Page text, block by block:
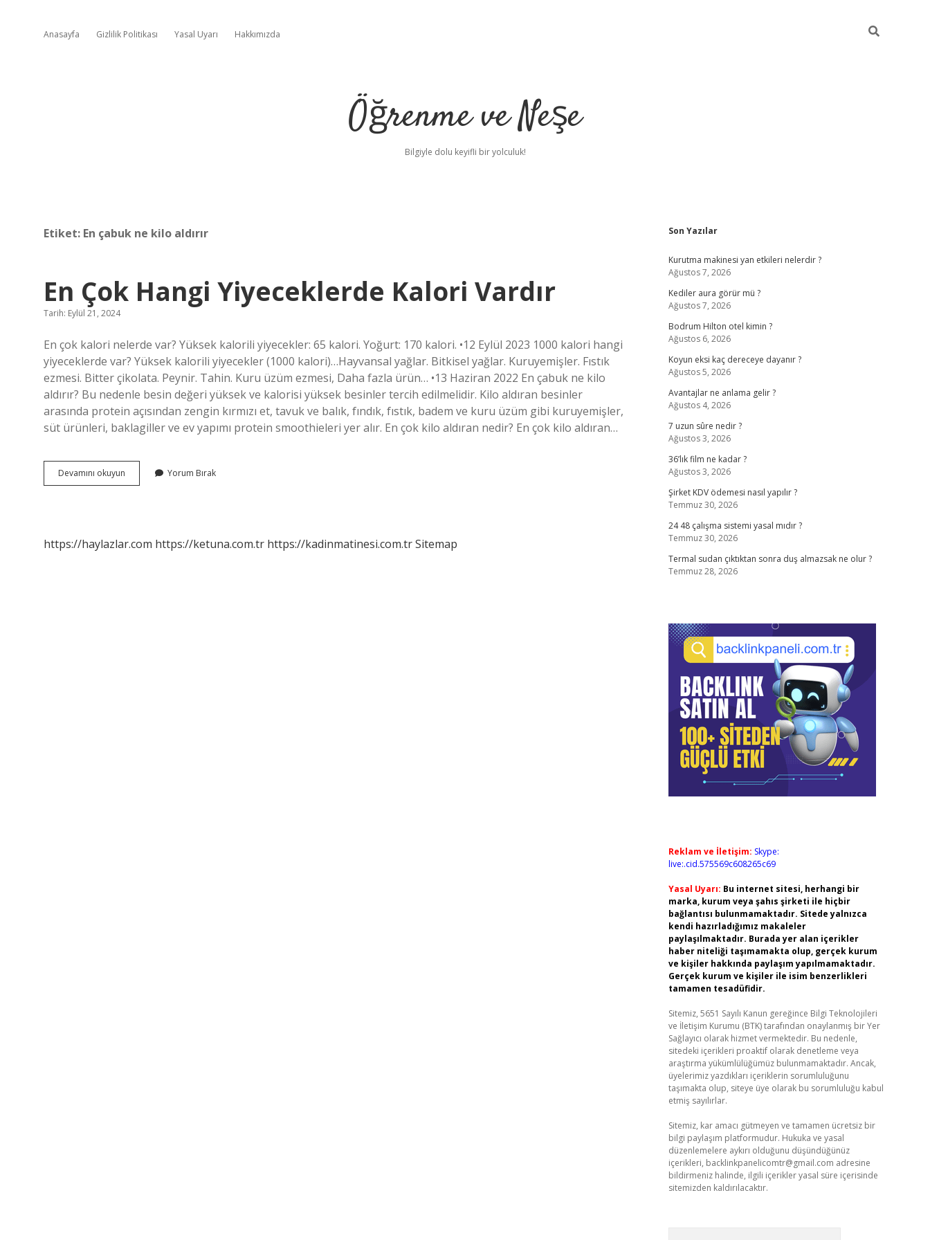
Anasayfa Gizlilik Politikası Yasal Uyarı Hakkımızda
Öğrenme ve Neşe
Bilgiyle dolu keyifli bir yolculuk!
Etiket: En çabuk ne kilo aldırır
En Çok Hangi Yiyeceklerde Kalori Vardır
Tarih: Eylül 21, 2024
En çok kalori nelerde var? Yüksek kalorili yiyecekler: 65 kalori. Yoğurt: 170 kalori. •12 Eylül 2023 1000 kalori hangi
yiyeceklerde var? Yüksek kalorili yiyecekler (1000 kalori)…Hayvansal yağlar. Bitkisel yağlar. Kuruyemişler. Fıstık
ezmesi. Bitter çikolata. Peynir. Tahin. Kuru üzüm ezmesi, Daha fazla ürün… •13 Haziran 2022 En çabuk ne kilo
aldırır? Bu nedenle besin değeri yüksek ve kalorisi yüksek besinler tercih edilmelidir. Kilo aldıran besinler
arasında protein açısından zengin kırmızı et, tavuk ve balık, fındık, fıstık, badem ve kuru üzüm gibi kuruyemişler,
süt ürünleri, baklagiller ve ev yapımı protein smoothieleri yer alır. En çok kilo aldıran nedir? En çok kilo aldıran…
Devamını okuyun
Çok
Yorum Bırak
https://haylazlar.com https://ketuna.com.tr https://kadinmatinesi.com.trSitemap
Sidebar
Son Yazılar
Kurutma makinesi yan etkileri nelerdir ?
Ağustos 7, 2026
Kediler aura görür mü ?
Ağustos 7, 2026
Bodrum Hilton otel kimin ?
Ağustos 6, 2026
Koyun eksi kaç dereceye dayanır ?
Ağustos 5, 2026
Avantajlar ne anlama gelir ?
Ağustos 4, 2026
7 uzun sûre nedir ?
Ağustos 3, 2026
36’lık film ne kadar ?
Ağustos 3, 2026
Şirket KDV ödemesi nasıl yapılır ?
Temmuz 30, 2026
24 48 çalışma sistemi yasal mıdır ?
Temmuz 30, 2026
Termal sudan çıktıktan sonra duş almazsak ne olur ?
Temmuz 28, 2026
Reklam ve İletişim: Skype:
live:.cid.575569c608265c69
Yasal Uyarı: Bu internet sitesi, herhangi bir
marka, kurum veya şahıs şirketi ile hiçbir
bağlantısı bulunmamaktadır. Sitede yalnızca
kendi hazırladığımız makaleler
paylaşılmaktadır. Burada yer alan içerikler
haber niteliği taşımamakta olup, gerçek kurum
ve kişiler hakkında paylaşım yapılmamaktadır.
Gerçek kurum ve kişiler ile isim benzerlikleri
tamamen tesadüfidir.
Sitemiz, 5651 Sayılı Kanun gereğince Bilgi Teknolojileri
ve İletişim Kurumu (BTK) tarafından onaylanmış bir Yer
Sağlayıcı olarak hizmet vermektedir. Bu nedenle,
sitedeki içerikleri proaktif olarak denetleme veya
araştırma yükümlülüğümüz bulunmamaktadır. Ancak,
üyelerimiz yazdıkları içeriklerin sorumluluğunu
taşımakta olup, siteye üye olarak bu sorumluluğu kabul
etmiş sayılırlar.
Sitemiz, kar amacı gütmeyen ve tamamen ücretsiz bir
bilgi paylaşım platformudur. Hukuka ve yasal
düzenlemelere aykırı olduğunu düşündüğünüz
içerikleri, backlinkpanelicomtr@gmail.com adresine
bildirmeniz halinde, ilgili içerikler yasal süre içerisinde
sitemizden kaldırılacaktır.
ilbetbetcipiabellacasino sitesi